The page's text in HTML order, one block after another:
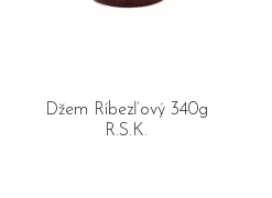
Džem Ríbezľový 340g
R.S.K.